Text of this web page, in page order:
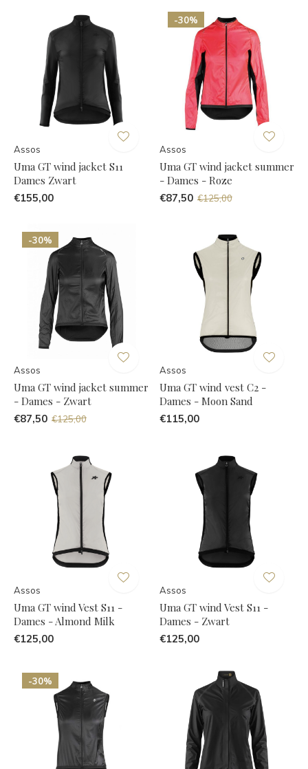
Assos
Uma GT wind jacket S11
Dames Zwart
€155,00
-30%
Assos
Uma GT wind jacket summer
- Dames - Roze
€87,50 €125,00
-30%
Assos
Uma GT wind jacket summer
- Dames - Zwart
€87,50 €125,00
Assos
Uma GT wind vest C2 -
Dames - Moon Sand
€115,00
Assos
Uma GT wind Vest S11 -
Dames - Almond Milk
€125,00
Assos
Uma GT wind Vest S11 -
Dames - Zwart
€125,00
-30%